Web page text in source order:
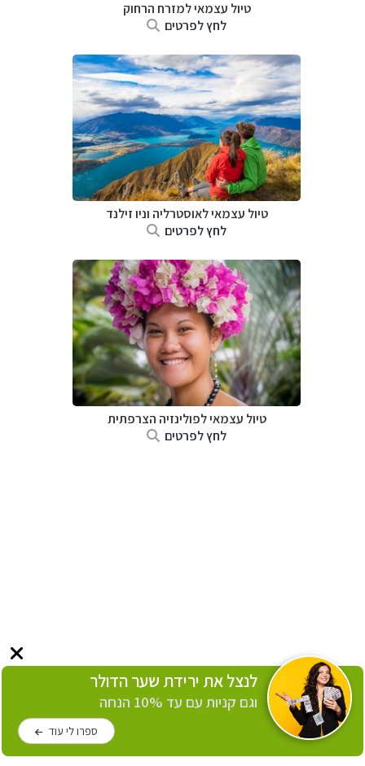
טיול עצמאי למזרח הרחוק
לחץ לפרטים
טיול עצמאי לאוסטרליה וניו זילנד
לחץ לפרטים
טיול עצמאי לפולינזיה הצרפתית
לחץ לפרטים
לנצל את ירידת שער הדולר
וגם קניות עם עד 10% הנחה
ספרו לי עוד